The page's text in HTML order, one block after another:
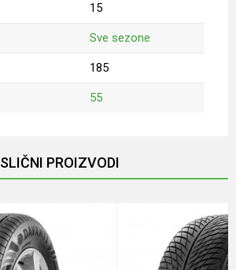
15
Sve sezone
185
55
SLIČNI PROIZVODI